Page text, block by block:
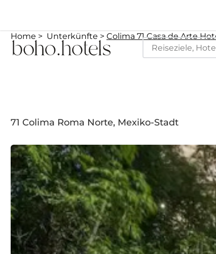
Home Unterkünfte Colima 71 Casa de Arte
71 Colima Roma Norte, Mexiko-Stadt